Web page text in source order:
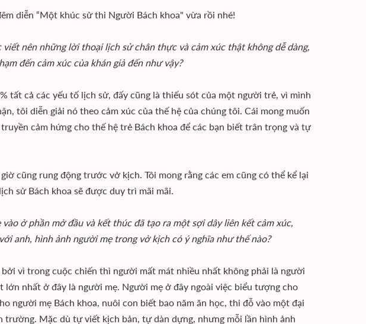
diễn “Một khúc sử thi Người Bách khoa" vừa rồi nhé!
nên những lời thoại lịch sử chân thực và cảm xúc thật không dễ dàng,
đến cảm xúc của khán giả đến như vậy?
tất cả các yếu tố lịch sử, đấy cũng là thiếu sót của một người trẻ, vì mình
tôi diễn giải nó theo cảm xúc của thế hệ của chúng tôi. Cái mong muốn
cảm hứng cho thế hệ trẻ Bách khoa để các bạn biết trân trọng và tự
cũng rung động trước vở kịch. Tôi mong rằng các em cũng có thể kể lại
sử Bách khoa sẽ được duy trì mãi mãi.
ở phần mở đầu và kết thúc đã tạo ra một sợi dây liên kết cảm xúc,
anh, hình ảnh người mẹ trong vở kịch có ý nghĩa như thế nào?
vì trong cuộc chiến thì người mất mát nhiều nhất không phải là người
lớn nhất ở đây là người mẹ. Người mẹ ở đây ngoài việc biểu tượng cho
người mẹ Bách khoa, nuôi con biết bao năm ăn học, thi đỗ vào một đại
trường. Mặc dù tự viết kịch bản, tự dàn dựng, nhưng mỗi lần hình ảnh